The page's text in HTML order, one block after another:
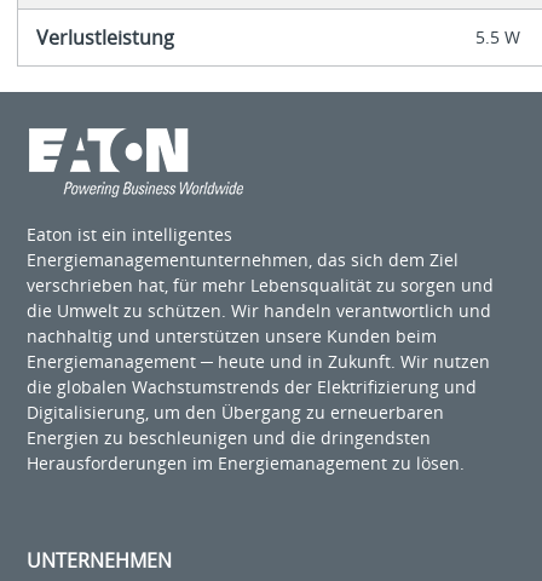
Verlustleistung 5.5 W
Eaton ist ein intelligentes
Energiemanagementunternehmen, das sich dem Ziel
verschrieben hat, für mehr Lebensqualität zu sorgen und
die Umwelt zu schützen. Wir handeln verantwortlich und
nachhaltig und unterstützen unsere Kunden beim
Energiemanagement ─ heute und in Zukunft. Wir nutzen
die globalen Wachstumstrends der Elektrifizierung und
Digitalisierung, um den Übergang zu erneuerbaren
Energien zu beschleunigen und die dringendsten
Herausforderungen im Energiemanagement zu lösen.
UNTERNEHMEN